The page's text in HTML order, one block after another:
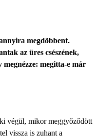
megdöbbent.
az üres csészének,
megitta-e már
végül, mikor meggyőződött
vissza is zuhant a